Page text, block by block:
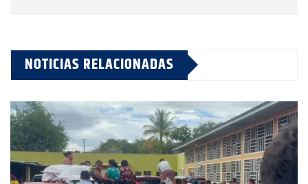
NOTICIAS RELACIONADAS